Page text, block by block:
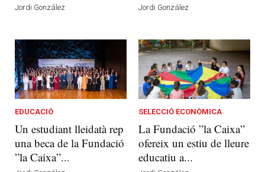
Jordi González Jordi González
EDUCACIÓ
Un estudiant lleidatà rep
una beca de la Fundació
”la Caixa”...
SELECCIÓ ECONÒMICA
La Fundació ”la Caixa”
ofereix un estiu de lleure
educatiu a...